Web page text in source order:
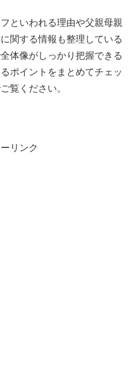
といわれる理由や父親母親
関する情報も整理している
体像がしっかり把握できる
ポイントをまとめてチェッ
覧ください。
リンク